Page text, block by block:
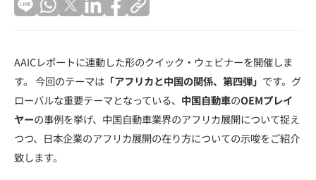
AAICレポートに連動した形のクイック・ウェビナーを開催しま
す。 今回のテーマは 「アフリカと中国の関係、第四弾」 です。グ
ローバルな重要テーマとなっている、 中国自動車のOEMプレイ
ヤーの事例を挙げ、中国自動車業界のアフリカ展開について捉え
つつ、日本企業のアフリカ展開の在り方についての示唆をご紹介
致します。